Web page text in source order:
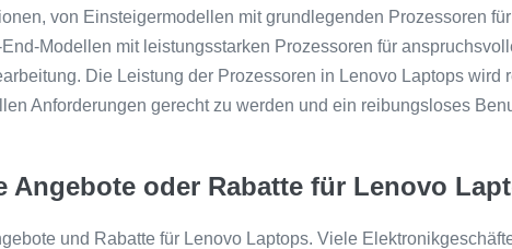
von Einsteigermodellen mit grundlegenden Prozessoren
Modellen mit leistungsstarken Prozessoren für
Die Leistung der Prozessoren in Lenovo Laptops wird
Anforderungen gerecht zu werden und ein reibungsloses
Angebote oder Rabatte für Lenovo
und Rabatte für Lenovo Laptops. Viele